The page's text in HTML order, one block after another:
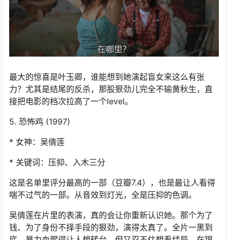
最大的惊喜是叶玉卿，谁能想到她演起盲女来这么有张
力？尤其是结尾的反杀，那股狠劲儿完全不输黄秋生，直
接把电影的档次拉高了一个level。
5. 恐怖鸡 (1997)
* 女神：吴倩莲
* 关键词：压抑、入木三分
这是名单里评分最高的一部（豆瓣7.4），也是最让人看得
喘不过气的一部。从音效到灯光，全是压抑的色调。
吴倩莲在片里的表演，真的会让你重新认识她。那个为了
钱、为了身份不择手段的狠劲，演得太真了。全片一黑到